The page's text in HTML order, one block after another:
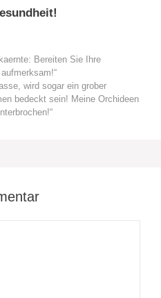
Bereiten Sie Ihre
wird sogar ein grober
bedeckt sein! Meine Orchideen